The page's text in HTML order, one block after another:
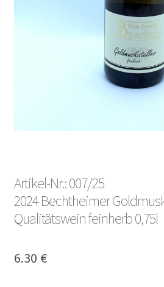
Artikel-Nr.: 007/25
2024 Bechtheimer
Qualitätswein feinherb 0,75l
6.30 €